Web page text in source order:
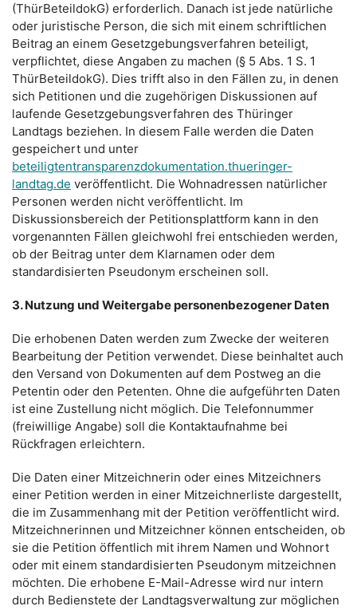
(ThürBeteildokG) erforderlich. Danach ist jede natürliche
oder juristische Person, die sich mit einem schriftlichen
Beitrag an einem Gesetzgebungsverfahren beteiligt,
verpflichtet, diese Angaben zu machen (§ 5 Abs. 1 S. 1
ThürBeteildokG). Dies trifft also in den Fällen zu, in denen
sich Petitionen und die zugehörigen Diskussionen auf
laufende Gesetzgebungsverfahren des Thüringer
Landtags beziehen. In diesem Falle werden die Daten
gespeichert und unter
beteiligtentransparenzdokumentation.thueringer-
landtag.de veröffentlicht. Die Wohnadressen natürlicher
Personen werden nicht veröffentlicht. Im
Diskussionsbereich der Petitionsplattform kann in den
vorgenannten Fällen gleichwohl frei entschieden werden,
ob der Beitrag unter dem Klarnamen oder dem
standardisierten Pseudonym erscheinen soll.
3. Nutzung und Weitergabe personenbezogener Daten
Die erhobenen Daten werden zum Zwecke der weiteren
Bearbeitung der Petition verwendet. Diese beinhaltet auch
den Versand von Dokumenten auf dem Postweg an die
Petentin oder den Petenten. Ohne die aufgeführten Daten
ist eine Zustellung nicht möglich. Die Telefonnummer
(freiwillige Angabe) soll die Kontaktaufnahme bei
Rückfragen erleichtern.
Die Daten einer Mitzeichnerin oder eines Mitzeichners
einer Petition werden in einer Mitzeichnerliste dargestellt,
die im Zusammenhang mit der Petition veröffentlicht wird.
Mitzeichnerinnen und Mitzeichner können entscheiden, ob
sie die Petition öffentlich mit ihrem Namen und Wohnort
oder mit einem standardisierten Pseudonym mitzeichnen
möchten. Die erhobene E-Mail-Adresse wird nur intern
durch Bedienstete der Landtagsverwaltung zur möglichen